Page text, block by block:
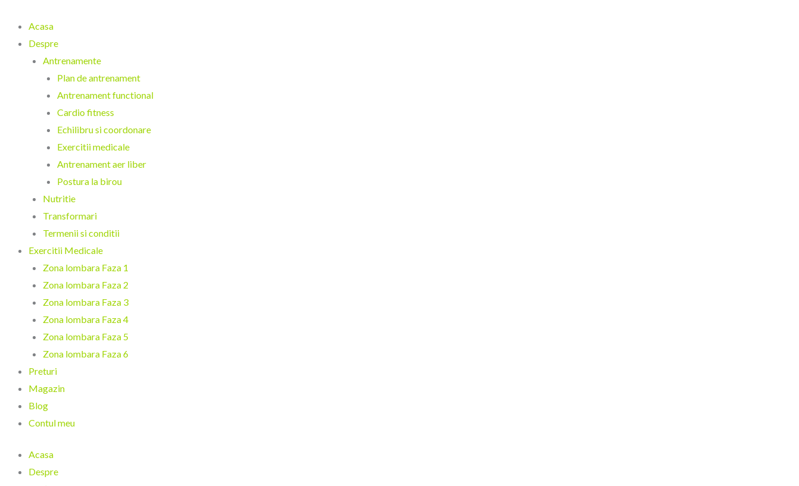
content
Acasa
Despre
Antrenamente
Plan de antrenament
Antrenament functional
Cardio fitness
Echilibru si coordonare
Exercitii medicale
Antrenament aer liber
Postura la birou
Nutritie
Transformari
Termenii si conditii
Exercitii Medicale
Zona lombara Faza 1
Zona lombara Faza 2
Zona lombara Faza 3
Zona lombara Faza 4
Zona lombara Faza 5
Zona lombara Faza 6
Preturi
Magazin
Blog
Contul meu
Acasa
Despre